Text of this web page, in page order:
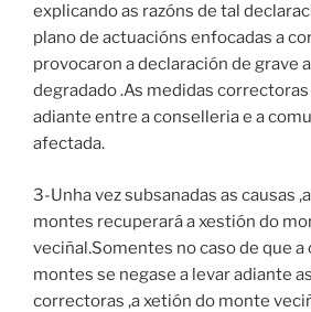
explicando as razóns de tal
plano de actuacións enfocadas a
provocaron a declaración de grave
degradado .As medidas
adiante entre a conselleria e a
afectada.
3-Unha vez subsanadas as causas
montes recuperará a xestión do
veciñal.Somentes no caso de que a
montes se negase a levar adiante
correctoras ,a xetión do monte